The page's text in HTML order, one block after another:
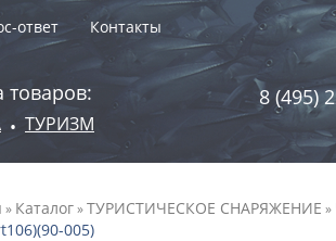
ответ Контакты
товаров:
• ТУРИЗМ
8 (495)
» Каталог»ТУРИСТИЧЕСКОЕ СНАРЯЖЕНИЕ »
005)